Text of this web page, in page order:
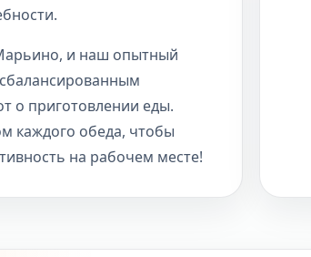
и наш опытный
о приготовлении еды.
каждого обеда, чтобы
на рабочем месте!